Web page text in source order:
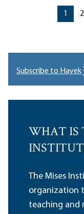
1 2
Subscribe to Hayek
WHAT IS
The Mises
organization
teaching and